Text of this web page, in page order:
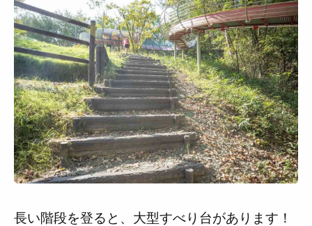
長い階段を登ると、大型すべり台があります！